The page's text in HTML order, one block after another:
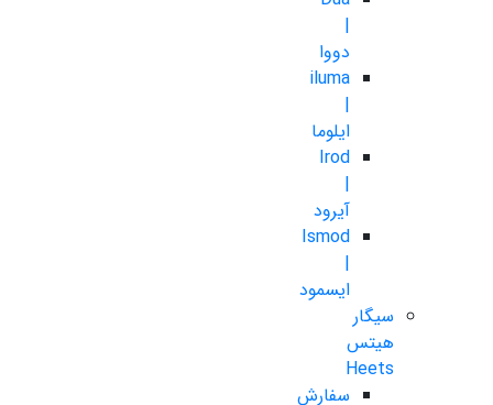
|
دووا
iluma
|
ایلوما
Irod
|
آیرود
Ismod
|
ایسمود
سیگار
هیتس
Heets
سفارش